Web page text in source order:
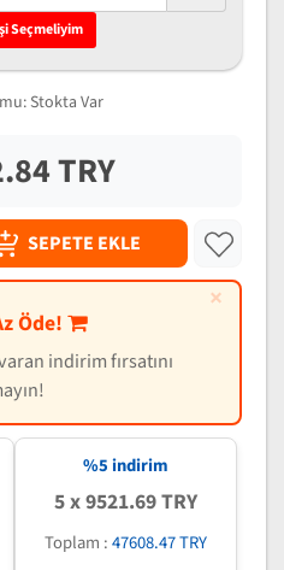
Seçmeliyim
Stokta Var
TRY
SEPETE EKLE
×
Öde!
indirim fırsatını
%5 indirim
5 x 9521.69 TRY
Toplam :47608.47 TRY